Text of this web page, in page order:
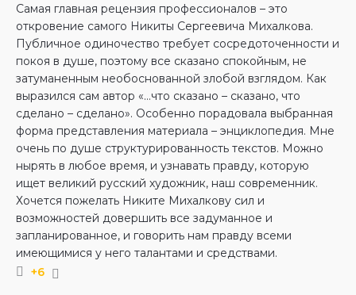
Самая главная рецензия профессионалов – это
откровение самого Никиты Сергеевича Михалкова.
Публичное одиночество требует сосредоточенности и
покоя в душе, поэтому все сказано спокойным, не
затуманенным необоснованной злобой взглядом. Как
выразился сам автор «…что сказано – сказано, что
сделано – сделано». Особенно порадовала выбранная
форма представления материала – энциклопедия. Мне
очень по душе структурированность текстов. Можно
нырять в любое время, и узнавать правду, которую
ищет великий русский художник, наш современник.
Хочется пожелать Никите Михалкову сил и
возможностей довершить все задуманное и
запланированное, и говорить нам правду всеми
имеющимися у него талантами и средствами.
+6